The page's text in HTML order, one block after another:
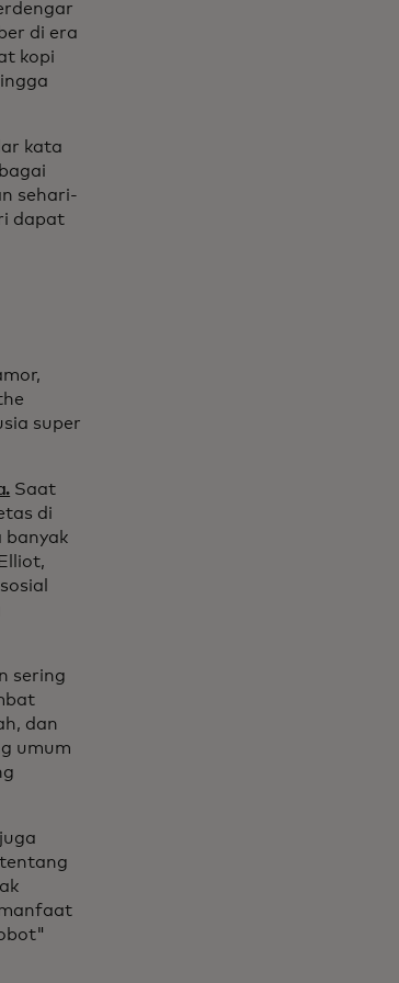
di era
kopi
kata
sehari-
dapat
super
Saat
di
banyak
sering
dan
umum